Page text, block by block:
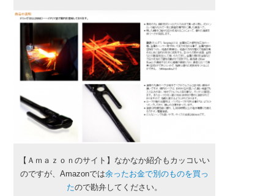
【Ａｍａｚｏｎのサイト】なかなか紹介もカッコいい
のですが、Amazonでは余ったお金で別のものを買っ
たので勘弁してください。